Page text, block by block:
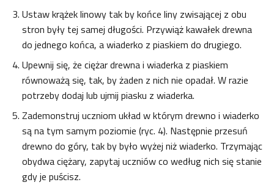
Ustaw krążek linowy tak by końce liny zwisającej z obu
stron były tej samej długości. Przywiąż kawałek drewna
do jednego końca, a wiaderko z piaskiem do drugiego.
Upewnij się, że ciężar drewna i wiaderka z piaskiem
równoważą się, tak, by żaden z nich nie opadał. W razie
potrzeby dodaj lub ujmij piasku z wiaderka.
Zademonstruj uczniom układ w którym drewno i wiaderko
są na tym samym poziomie (ryc. 4). Następnie przesuń
drewno do góry, tak by było wyżej niż wiaderko. Trzymając
obydwa ciężary, zapytaj uczniów co według nich się stanie
gdy je puścisz.